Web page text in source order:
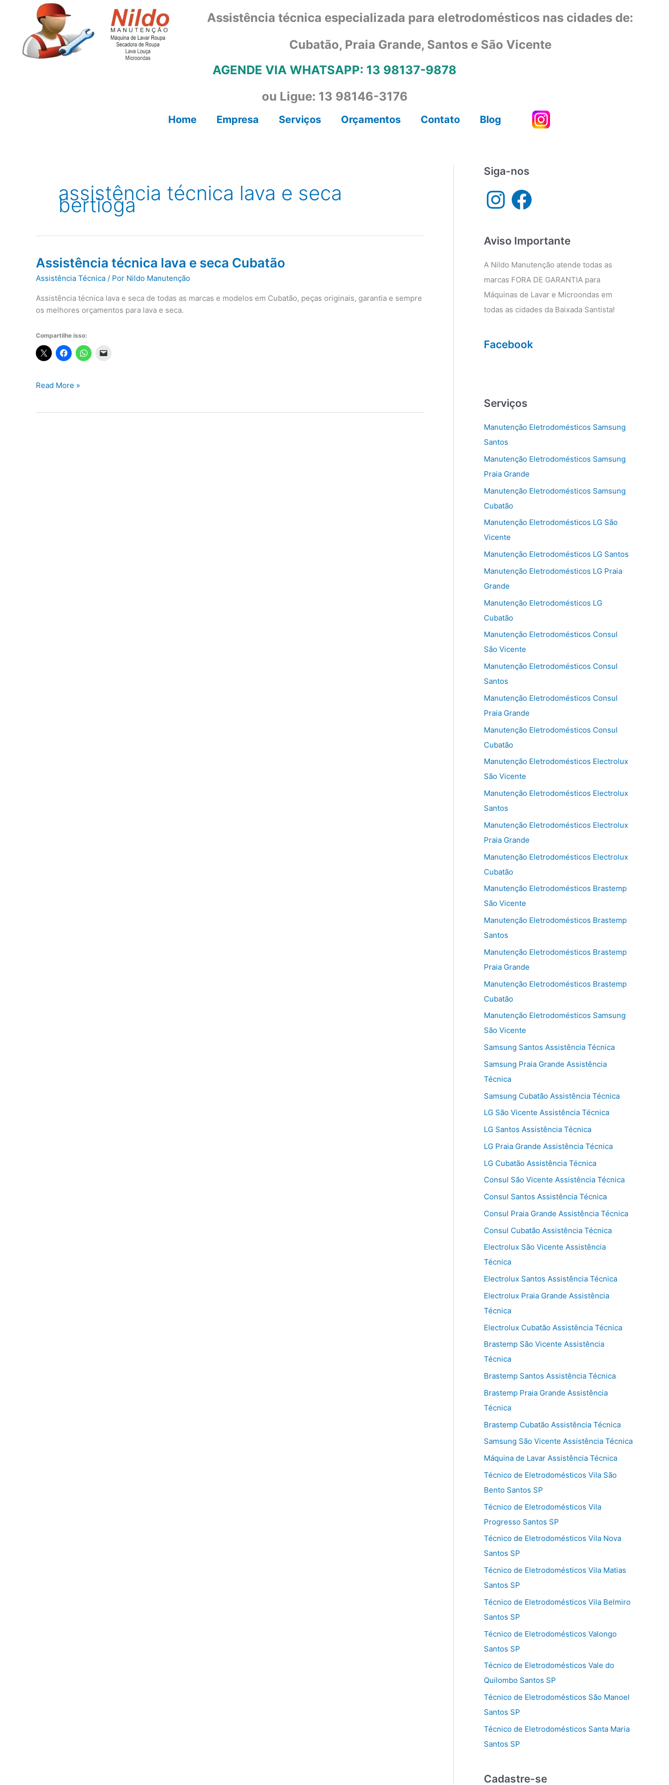
conteúdo
Assistência técnica especializada para eletrodomésticos nas cidades de:
Cubatão, Praia Grande, Santos e São Vicente
AGENDE VIA WHATSAPP: 13 98137-9878
ou Ligue: 13 98146-3176
Home Empresa Serviços Orçamentos Contato Blog
assistência técnica lava e seca
bertioga
Assistência técnica lava e seca Cubatão
Assistência Técnica / Por Nildo Manutenção
Assistência técnica lava e seca de todas as marcas e modelos em Cubatão, peças originais, garantia e sempre
os melhores orçamentos para lava e seca.
Compartilhe isso:
Assistência
Read More »
Siga-nos
n
s
a
a
c
k
Aviso Importante
A Nildo Manutenção atende todas as
marcas FORA DE GARANTIA para
Máquinas de Lavar e Microondas em
todas as cidades da Baixada Santista!
Facebook
Serviços
Manutenção Eletrodomésticos Samsung
Santos
Manutenção Eletrodomésticos Samsung
Praia Grande
Manutenção Eletrodomésticos Samsung
Cubatão
Manutenção Eletrodomésticos LG São
Vicente
Manutenção Eletrodomésticos LG Santos
Manutenção Eletrodomésticos LG Praia
Grande
Manutenção Eletrodomésticos LG
Cubatão
Manutenção Eletrodomésticos Consul
São Vicente
Manutenção Eletrodomésticos Consul
Santos
Manutenção Eletrodomésticos Consul
Praia Grande
Manutenção Eletrodomésticos Consul
Cubatão
Manutenção Eletrodomésticos Electrolux
São Vicente
Manutenção Eletrodomésticos Electrolux
Santos
Manutenção Eletrodomésticos Electrolux
Praia Grande
Manutenção Eletrodomésticos Electrolux
Cubatão
Manutenção Eletrodomésticos Brastemp
São Vicente
Manutenção Eletrodomésticos Brastemp
Santos
Manutenção Eletrodomésticos Brastemp
Praia Grande
Manutenção Eletrodomésticos Brastemp
Cubatão
Manutenção Eletrodomésticos Samsung
São Vicente
Samsung Santos Assistência Técnica
Samsung Praia Grande Assistência
Técnica
Samsung Cubatão Assistência Técnica
LG São Vicente Assistência Técnica
LG Santos Assistência Técnica
LG Praia Grande Assistência Técnica
LG Cubatão Assistência Técnica
Consul São Vicente Assistência Técnica
Consul Santos Assistência Técnica
Consul Praia Grande Assistência Técnica
Consul Cubatão Assistência Técnica
Electrolux São Vicente Assistência
Técnica
Electrolux Santos Assistência Técnica
Electrolux Praia Grande Assistência
Técnica
Electrolux Cubatão Assistência Técnica
Brastemp São Vicente Assistência
Técnica
Brastemp Santos Assistência Técnica
Brastemp Praia Grande Assistência
Técnica
Brastemp Cubatão Assistência Técnica
Samsung São Vicente Assistência Técnica
Máquina de Lavar Assistência Técnica
Técnico de Eletrodomésticos Vila São
Bento Santos SP
Técnico de Eletrodomésticos Vila
Progresso Santos SP
Técnico de Eletrodomésticos Vila Nova
Santos SP
Técnico de Eletrodomésticos Vila Matias
Santos SP
Técnico de Eletrodomésticos Vila Belmiro
Santos SP
Técnico de Eletrodomésticos Valongo
Santos SP
Técnico de Eletrodomésticos Vale do
Quilombo Santos SP
Técnico de Eletrodomésticos São Manoel
Santos SP
Técnico de Eletrodomésticos Santa Maria
Santos SP
Cadastre-se